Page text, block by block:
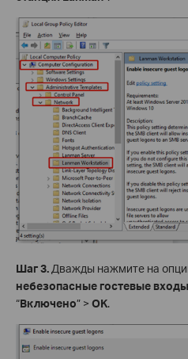
Шаг 3. Дважды нажмите на
небезопасные гостевые входы
“Включено” > OK.